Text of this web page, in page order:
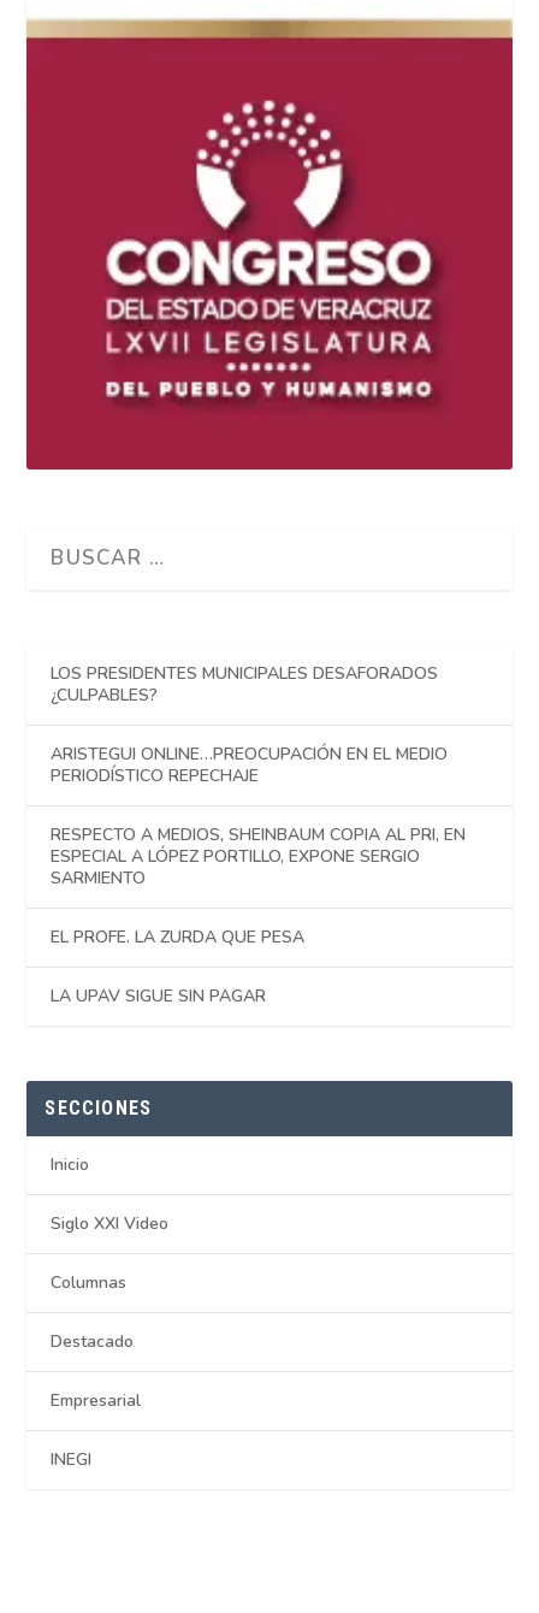
LOS PRESIDENTES MUNICIPALES DESAFORADOS
¿CULPABLES?
ARISTEGUI ONLINE…PREOCUPACIÓN EN EL MEDIO
PERIODÍSTICO REPECHAJE
RESPECTO A MEDIOS, SHEINBAUM COPIA AL PRI, EN
ESPECIAL A LÓPEZ PORTILLO, EXPONE SERGIO
SARMIENTO
EL PROFE. LA ZURDA QUE PESA
LA UPAV SIGUE SIN PAGAR
SECCIONES
Inicio
Siglo XXI Video
Columnas
Destacado
Empresarial
INEGI